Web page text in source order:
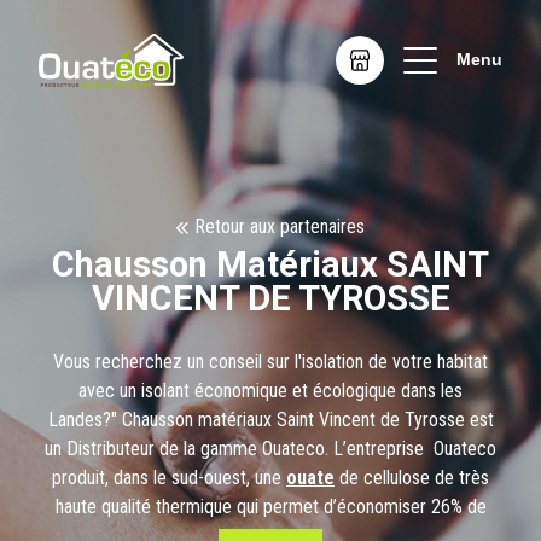
Menu
Retour aux partenaires
Chausson Matériaux SAINT
VINCENT DE TYROSSE
Vous recherchez un conseil sur l'isolation de votre habitat
avec un isolant économique et écologique dans les
Landes?" Chausson matériaux Saint Vincent de Tyrosse est
un Distributeur de la gamme Ouateco. L’entreprise Ouateco
produit, dans le sud-ouest, une ouate de cellulose de très
haute qualité thermique qui permet d’économiser 26% de
chauffage par rapport à un isolant conventionnel et protège